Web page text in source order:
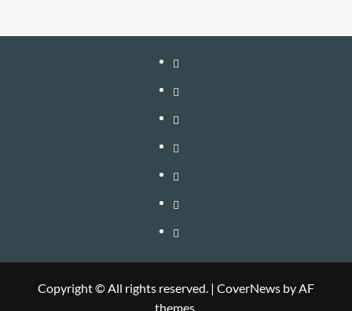
หน้า
แรก
สมัคร
สมาชิก
เติม
เงิน
อัพเกรด
เข้า
สู่
ระบบ
วิธี
ใช้
งาน
วิธี
สมัคร
ติดต่อ
BANNER
Copyright © All rights reserved. | CoverNews by AF
themes.